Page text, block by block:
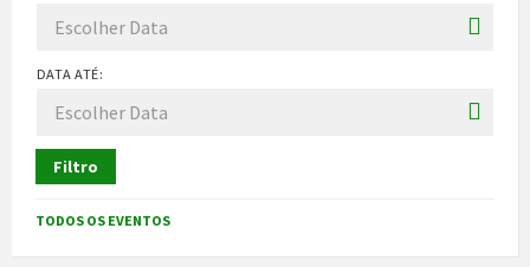
DATA ATÉ:
Filtro
TODOS OS EVENTOS